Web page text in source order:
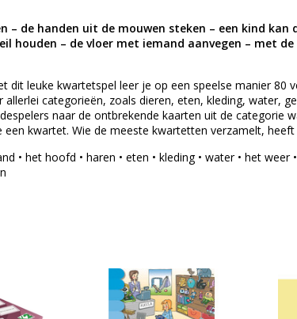
de handen uit de mouwen steken – een kind kan
houden – de vloer met iemand aanvegen – met
dit leuke kwartetspel leer je op een speelse manier 80
categorieën, zoals dieren, eten, kleding, water,
naar de ontbrekende kaarten uit de categorie
kwartet. Wie de meeste kwartetten verzamelt, heeft
• het hoofd • haren • eten • kleding • water • het weer